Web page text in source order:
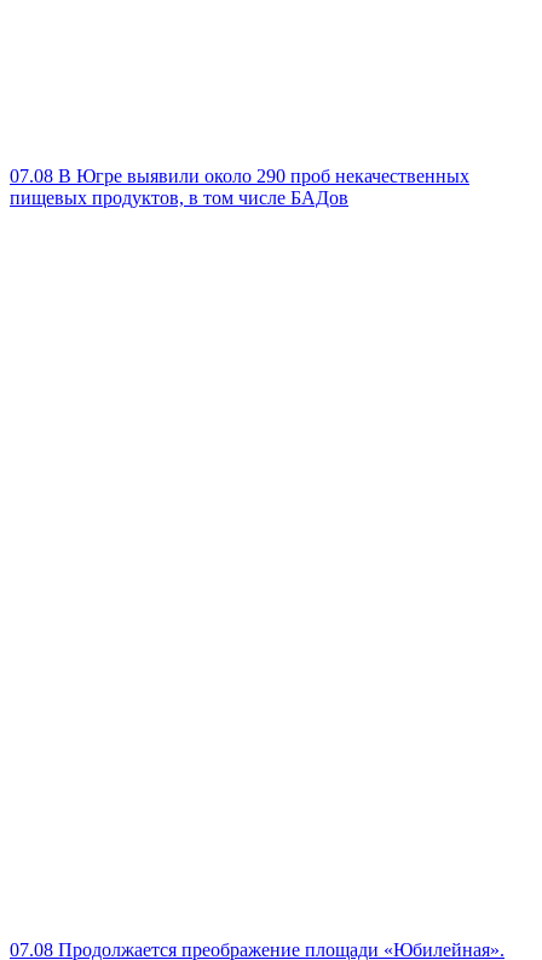
07.08 В Югре выявили около 290 проб некачественных
пищевых продуктов, в том числе БАДов
07.08 Продолжается преображение площади «Юбилейная».